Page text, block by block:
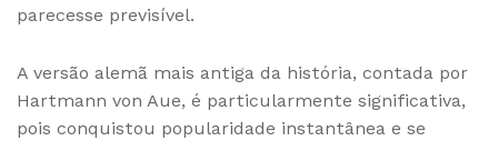
parecesse previsível.
A versão alemã mais antiga da história, contada por
Hartmann von Aue, é particularmente significativa,
pois conquistou popularidade instantânea e se